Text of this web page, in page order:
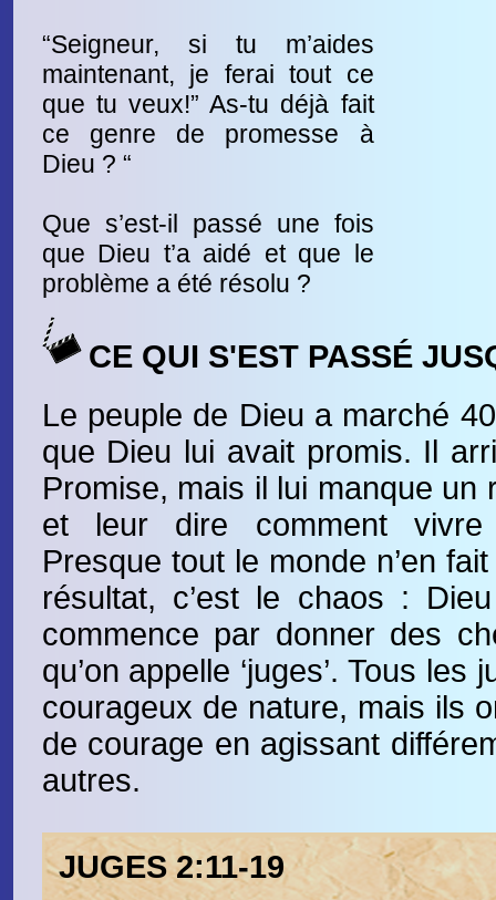
“Seigneur, si tu m’aides
maintenant, je ferai tout ce
que tu veux!” As-tu déjà fait
ce genre de promesse à
Dieu ? “
Que s’est-il passé une fois
que Dieu t’a aidé et que le
problème a été résolu ?
CE QUI S'EST PASSÉ
Le peuple de Dieu a marché
que Dieu lui avait promis. Il
Promise, mais il lui manque un
et leur dire comment vivre
Presque tout le monde n’en
résultat, c’est le chaos :
commence par donner des
qu’on appelle ‘juges’. Tous les
courageux de nature, mais ils
de courage en agissant
autres.
JUGES 2:11-19